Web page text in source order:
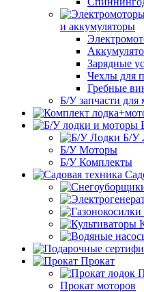
и аккумуляторы
Зарядные
Чехлы для
Гребные
Б/У запчасти для
Б/У
Б/У Моторы
Б/У Комплекты
Прокат
Прокат моторов